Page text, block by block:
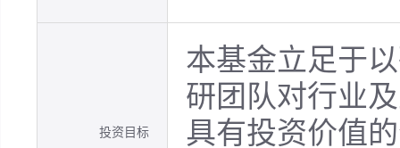
投资目标
本基金立足于
研团队对行业
具有投资价值